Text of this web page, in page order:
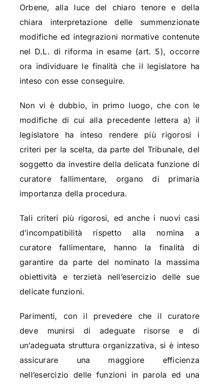
Orbene, alla luce del chiaro tenore e della
chiara interpretazione delle summenzionate
modifiche ed integrazioni normative contenute
nel D.L. di riforma in esame (art. 5), occorre
ora individuare le finalità che il legislatore ha
inteso con esse conseguire.
Non vi è dubbio, in primo luogo, che con le
modifiche di cui alla precedente lettera a) il
legislatore ha inteso rendere più rigorosi i
criteri per la scelta, da parte del Tribunale, del
soggetto da investire della delicata funzione di
curatore fallimentare, organo di primaria
importanza della procedura.
Tali criteri più rigorosi, ed anche i nuovi casi
d’incompatibilità rispetto alla nomina a
curatore fallimentare, hanno la finalità di
garantire da parte del nominato la massima
obiettività e terzietà nell’esercizio delle sue
delicate funzioni.
Parimenti, con il prevedere che il curatore
deve munirsi di adeguate risorse e di
un’adeguata struttura organizzativa, si è inteso
assicurare una maggiore efficienza
nell’esercizio delle funzioni in parola ed una